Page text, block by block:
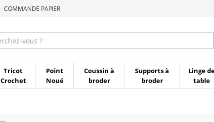
COMMANDE PAPIER
Tricot
Crochet
Point
Noué
Coussin à
broder
Supports à
broder
Linge
table